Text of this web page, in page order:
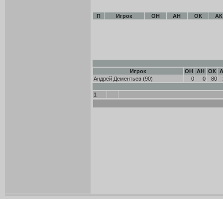
П Игрок ОН АН ОК АК
Игрок ОН АН ОК
Андрей Дементьев (90) 0 0 80
1